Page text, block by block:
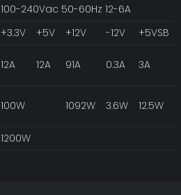
100-240Vac 50-60Hz 12-6A
+3.3V +5V +12V -12V
+5VSB
12A 12A 91A 0.3A 3A
100W 1092W 3.6W 12.5W
1200W